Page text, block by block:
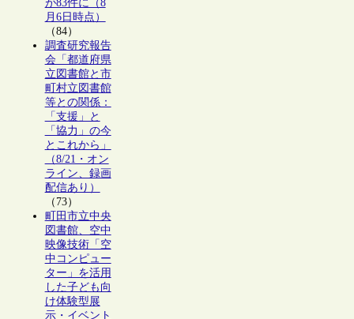
が83件に（8
月6日時点）
（84）
調査研究報告
会「都道府県
立図書館と市
町村立図書館
等との関係：
「支援」と
「協力」の今
とこれから」
（8/21・オン
ライン、録画
配信あり）
（73）
町田市立中央
図書館、空中
映像技術「空
中コンピュー
ター」を活用
した子ども向
け体験型展
示・イベント